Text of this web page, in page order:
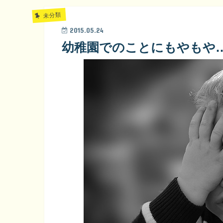
未分類
2015.05.24
幼稚園でのことにもやもや